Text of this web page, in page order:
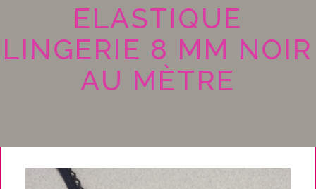
ELASTIQUE
LINGERIE 8 MM NOIR
AU MÈTRE